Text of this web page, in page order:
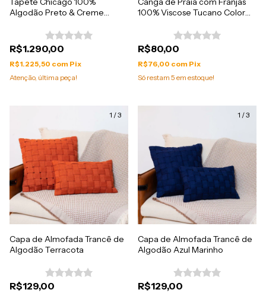
Algodão Preto & Creme
2,00mx2,50m
R$1.290,00
R$1.225,50 com Pix
Atenção, última peça!
100% Viscose Tucano Color
R$80,00
R$76,00 com Pix
Só restam 5 em estoque!
1 /3
Capa de Almofada Trancê de
Algodão Terracota
R$129,00
1 /3
Capa de Almofada Trancê de
Algodão Azul Marinho
R$129,00